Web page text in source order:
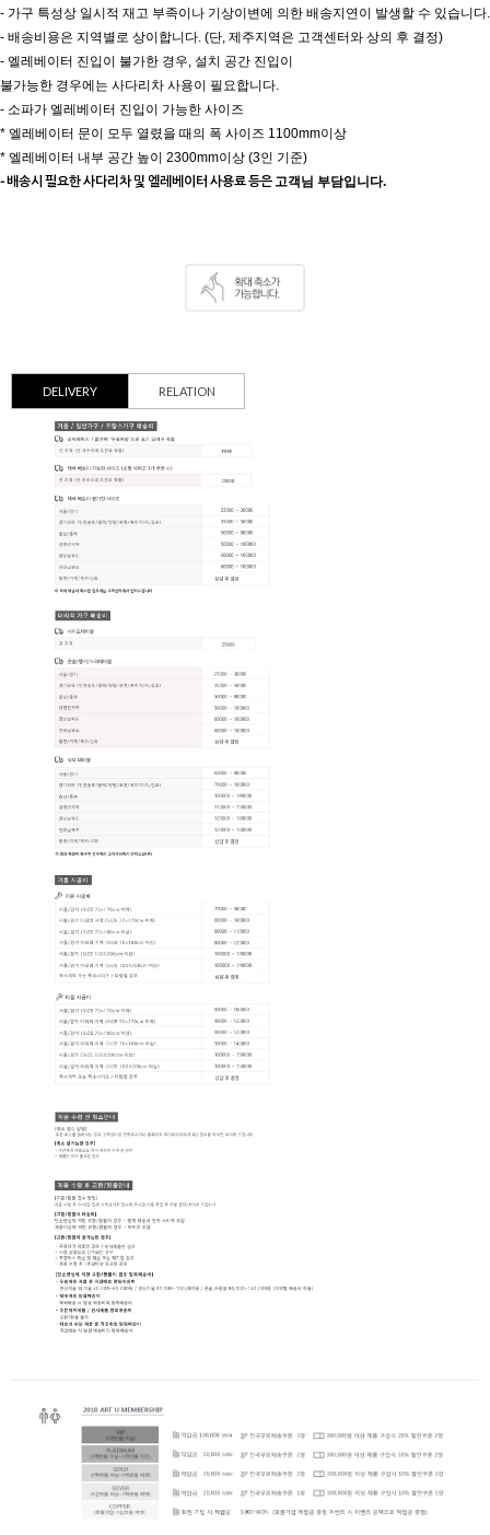
- 가구 특성상 일시적 재고 부족이나 기상이변에 의한 배송지연이 발생할 수 있습니다.
- 배송비용은 지역별로 상이합니다. (단, 제주지역은 고객센터와 상의 후 결정)
- 엘레베이터 진입이 불가한 경우, 설치 공간 진입이
불가능한 경우에는 사다리차 사용이 필요합니다.
- 소파가 엘레베이터 진입이 가능한 사이즈
* 엘레베이터 문이 모두 열렸을 때의 폭 사이즈 1100mm이상
* 엘레베이터 내부 공간 높이 2300mm이상 (3인 기준)
- 배송시 필요한 사다리차 및 엘레베이터 사용료 등은 고객님 부담입니다.
DELIVERY RELATION